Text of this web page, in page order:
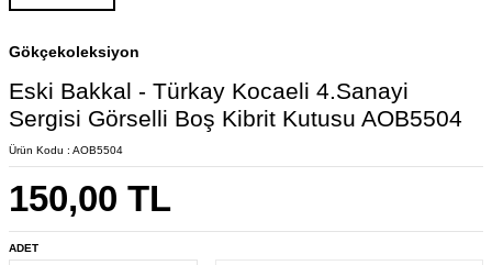
Gökçekoleksiyon
Eski Bakkal - Türkay Kocaeli 4.Sanayi
Sergisi Görselli Boş Kibrit Kutusu AOB5504
Ürün Kodu : AOB5504
150,00 TL
ADET